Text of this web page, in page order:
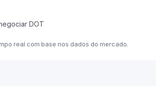
DOT
real com base nos dados do mercado.